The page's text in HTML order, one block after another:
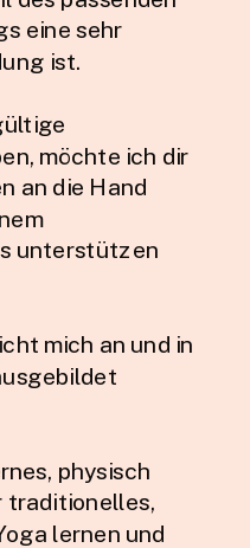
eine sehr
ist.
möchte ich dir
an die Hand
unterstützen
mich an und in
physisch
traditionelles,
lernen und